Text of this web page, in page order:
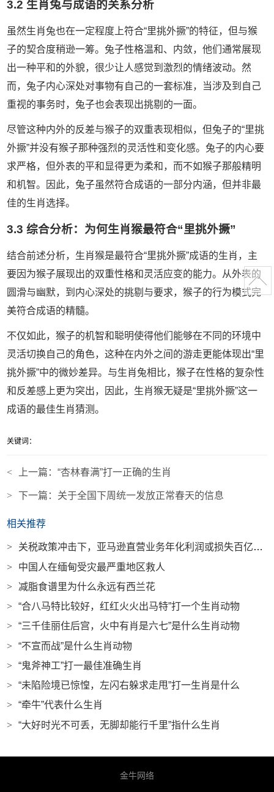
3.2 生肖兔与成语的关系分析
虽然生肖兔也在一定程度上符合“里挑外撅”的特征，但与猴
子的契合度稍逊一筹。兔子性格温和、内敛，他们通常展现
出一种平和的外貌，很少让人感觉到激烈的情绪波动。然
而，兔子内心深处对事物有自己的一套标准，当涉及到自己
重视的事务时，兔子也会表现出挑剔的一面。
尽管这种内外的反差与猴子的双重表现相似，但兔子的“里挑
外撅”并没有猴子那种强烈的灵活性和变化感。兔子的内心要
求严格，但外表的平和显得更为柔和，而不如猴子那般精明
和机智。因此，兔子虽然符合成语的一部分内涵，但并非最
佳的生肖选择。
3.3 综合分析：为何生肖猴最符合“里挑外撅”
结合前述分析，生肖猴是最符合“里挑外撅”成语的生肖，主
要因为猴子展现出的双重性格和灵活应变的能力。从外表的
圆滑与幽默，到内心深处的挑剔与要求，猴子的行为模式完
美符合成语的精髓。
不仅如此，猴子的机智和聪明使得他们能够在不同的环境中
灵活切换自己的角色，这种在内外之间的游走更能体现出“里
挑外撅”中的微妙差异。与生肖兔相比，猴子在性格的复杂性
和反差感上更为突出，因此，生肖猴无疑是“里挑外撅”这一
成语的最佳生肖猜测。
关键词：
< 上一篇：“杏林春满”打一正确的生肖
> 下一篇： 关于全国下周统一发放正常春天的信息
相关推荐
>
关税政策冲击下，亚马逊直营业务年化利润或损失百亿美元|界面新闻 · 科技
>
中国人在缅甸受灾最严重地区救人
>
减脂食谱里为什么永远有西兰花
>
“合八马特比较好，红红火火出马特”打一个生肖动物
>
“三千佳丽住后宫，火中有肖是六七”是什么生肖动物
>
“不宣而战”是什么生肖动物
>
“鬼斧神工”打一最佳准确生肖
>
“未陷险境已惊惶，左闪右躲求走甩”打一生肖是什么
>
“牵牛”代表什么生肖
>
“大好时光不可丢，无脚却能行千里”指什么生肖
金牛网络